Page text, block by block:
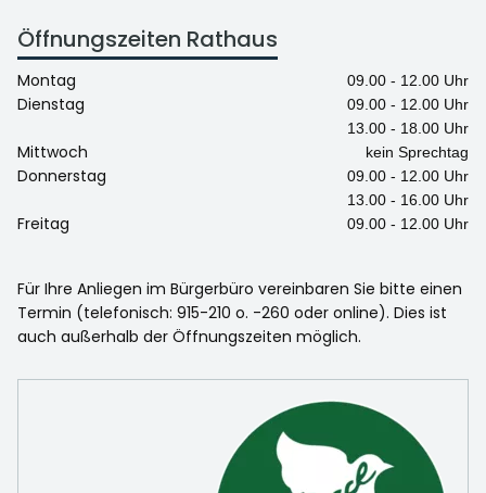
Öffnungszeiten Rathaus
Montag 09.00 - 12.00 Uhr
Dienstag
09.00 - 12.00 Uhr
13.00 - 18.00 Uhr
Mittwoch kein Sprechtag
Donnerstag
09.00 - 12.00 Uhr
13.00 - 16.00 Uhr
Freitag 09.00 - 12.00 Uhr
Für Ihre Anliegen im Bürgerbüro vereinbaren Sie bitte einen
Termin (telefonisch: 915-210 o. -260 oder online). Dies ist
auch außerhalb der Öffnungszeiten möglich.